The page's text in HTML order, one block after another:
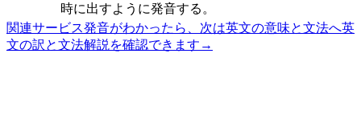
時に出すように発音する。
関連サービス発音がわかったら、次は英文の意味と文法へ英
文の訳と文法解説を確認できます →